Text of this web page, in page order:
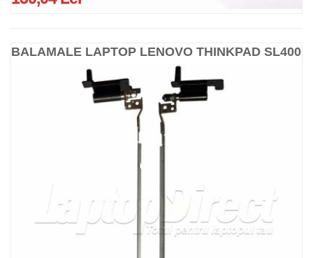
BALAMALE LAPTOP LENOVO THINKPAD SL400